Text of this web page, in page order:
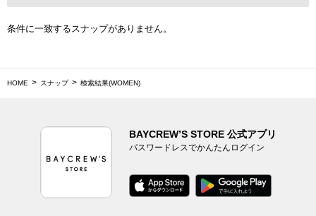
条件に一致するスナップがありません。
HOME スナップ 検索結果(WOMEN)
BAYCREW’S STORE 公式アプリ
パスワードレスでかんたんログイン